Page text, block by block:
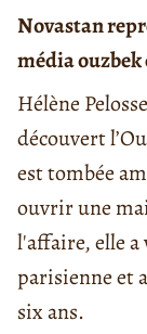
Novastan
média ouzbek
Hélène
découvert
est tombée
ouvrir une
l'affaire, elle a
parisienne et
six ans.